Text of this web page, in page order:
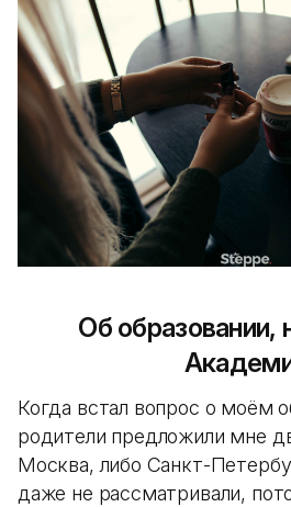
Об образовании,
Когда встал вопрос о моём
родители предложили мне
Москва, либо Санкт-
даже не рассматривали,